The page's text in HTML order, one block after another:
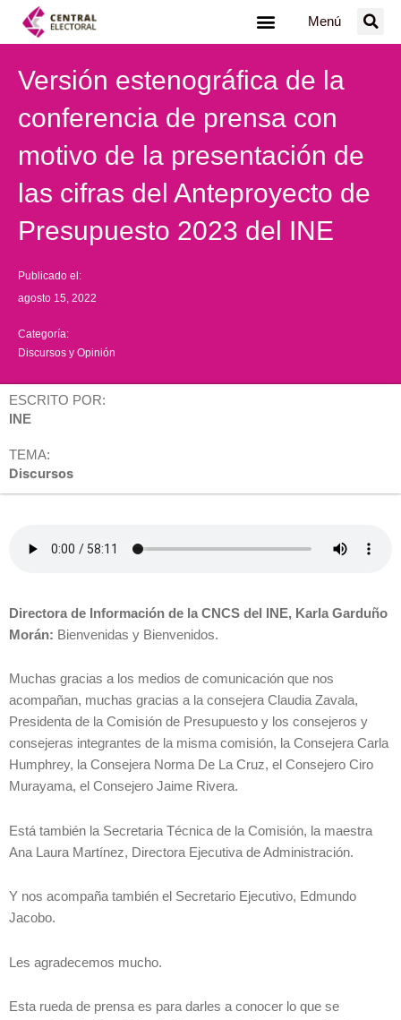
Menú
Versión estenográfica de la
conferencia de prensa con
motivo de la presentación de
las cifras del Anteproyecto de
Presupuesto 2023 del INE
Publicado el:
agosto 15, 2022
Categoría:
Discursos y Opinión
ESCRITO POR:
INE
TEMA:
Discursos
Directora de Información de la CNCS del INE, Karla Garduño
Morán: Bienvenidas y Bienvenidos.
Muchas gracias a los medios de comunicación que nos
acompañan, muchas gracias a la consejera Claudia Zavala,
Presidenta de la Comisión de Presupuesto y los consejeros y
consejeras integrantes de la misma comisión, la Consejera Carla
Humphrey, la Consejera Norma De La Cruz, el Consejero Ciro
Murayama, el Consejero Jaime Rivera.
Está también la Secretaria Técnica de la Comisión, la maestra
Ana Laura Martínez, Directora Ejecutiva de Administración.
Y nos acompaña también el Secretario Ejecutivo, Edmundo
Jacobo.
Les agradecemos mucho.
Esta rueda de prensa es para darles a conocer lo que se